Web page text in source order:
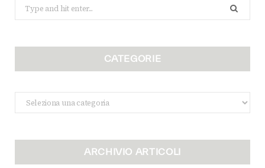
for:
CATEGORIE
Categorie
ARCHIVIO ARTICOLI